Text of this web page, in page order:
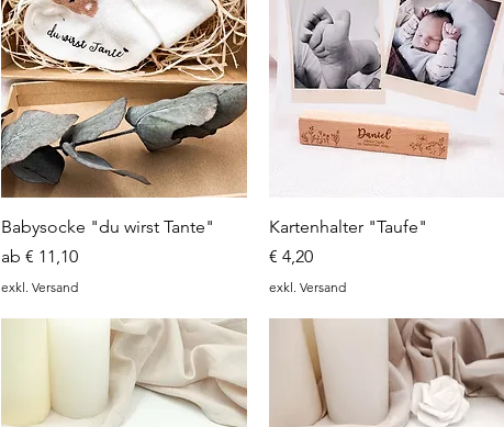
Schnellansicht
Babysocke "du wirst Tante"
ab € 11,10
Sale-Preis
exkl. Versand
Schnellansicht
Kartenhalter "Taufe"
Preis
€ 4,20
exkl. Versand